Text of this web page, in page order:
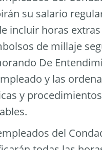
su salario
incluir horas
de millaje
De
y las
y procedimientos
del